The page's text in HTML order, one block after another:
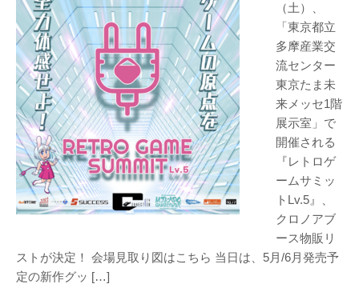
（土）、
「東京都立
多摩産業交
流センター
東京たま未
来メッセ1階
展示室」で
開催される
『レトロゲ
ームサミッ
トLv.5』、
クロノアブ
ース物販リ
ストが決定！ 会場見取り図はこちら 当日は、5月/6月発売予
定の新作グッ […]